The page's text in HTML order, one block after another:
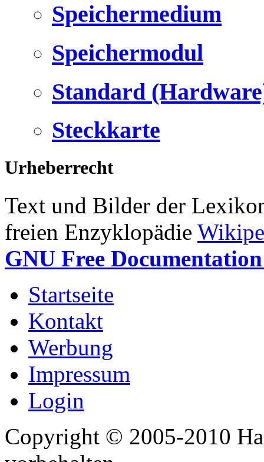
Speichermedium
Speichermodul
Standard
Steckkarte
Urheberrecht
Text und Bilder der
freien Enzyklopädie
GNU Free
Startseite
Kontakt
Werbung
Impressum
Login
Copyright © 2005-2010